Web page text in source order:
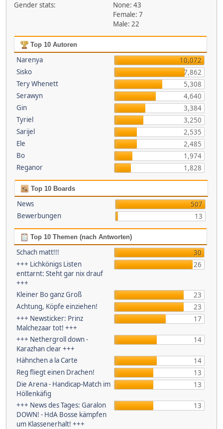
Gender stats:
None: 43
Female: 7
Male: 22
Top 10 Autoren
Narenya
10,072
Sisko
7,862
Tery Whenett
5,308
Serawyn
4,640
Gin
3,384
Tyriel
3,250
Sarijel
2,535
Ele
2,485
Bo
1,974
Reganor
1,828
Top 10 Boards
News
507
Bewerbungen
13
Top 10 Themen (nach Antworten)
Schach matt!!!
30
+++ Lichkönigs Listen
enttarnt: Steht gar nix drauf
+++
26
Kleiner Bo ganz Groß
23
Achtung, Köpfe einziehen!
23
+++ Newsticker: Prinz
Malchezaar tot! +++
17
+++ Nethergroll down -
Karazhan clear +++
14
Hähnchen a la Carte
14
Reg fliegt einen Drachen!
13
Die Arena - Handicap-Match im
Höllenkäfig
13
+++ News des Tages: Garalon
DOWN! - HdA Bosse kämpfen
um Klassenerhalt! +++
13